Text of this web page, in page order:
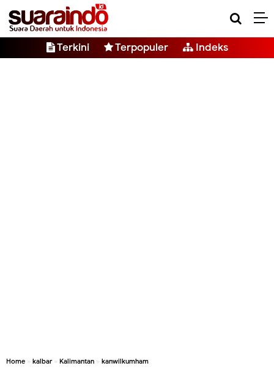
Terkini Terpopuler Indeks
Home » kalbar» Kalimantan » kanwilkumham